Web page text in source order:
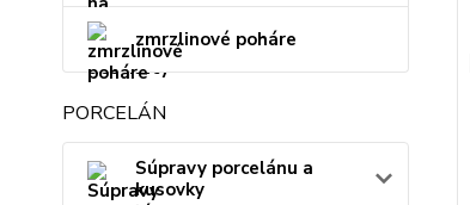
zmrzlinové poháre
PORCELÁN
Súpravy porcelánu a
kusovky